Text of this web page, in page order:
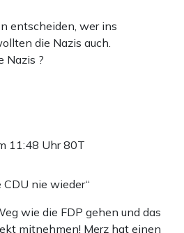
entscheiden, wer ins
die Nazis auch.
Nazis ?
11:48 Uhr80T
CDU nie wieder“
wie die FDP gehen und das
mitnehmen! Merz hat einen